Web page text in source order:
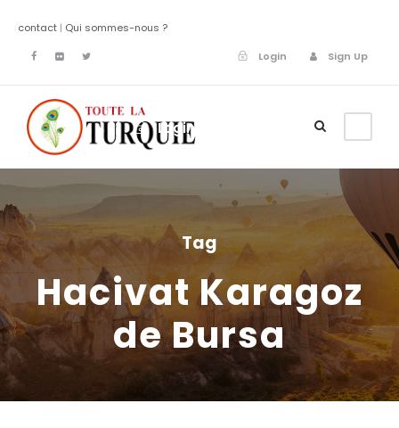
contact | Qui sommes-nous ?
Login
Sign Up
Login
Tag
Hacivat Karagoz
de Bursa